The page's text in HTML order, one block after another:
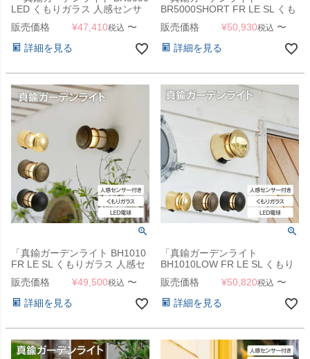
LED くもりガラス 人感センサ
ー付き 」
販売価格 ¥47,410税込 〜
詳細を見る
BR5000SHORT FR LE SL くも
りガラス 人感センサー付き」
販売価格 ¥50,930税込 〜
詳細を見る
「真鍮ガーデンライト BH1010
FR LE SL くもりガラス 人感セ
ンサー付き」
販売価格 ¥49,500税込 〜
詳細を見る
「真鍮ガーデンライト
BH1010LOW FR LE SL くもり
ガラス 人感センサー付き」
販売価格 ¥50,820税込 〜
詳細を見る